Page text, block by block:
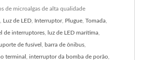
de microalgas de alta qualidade
Luz de LED Interruptor, Plugue Tomada
de interruptores luz de LED marítima
de fusível barra de ônibus
terminal interruptor da bomba de porão